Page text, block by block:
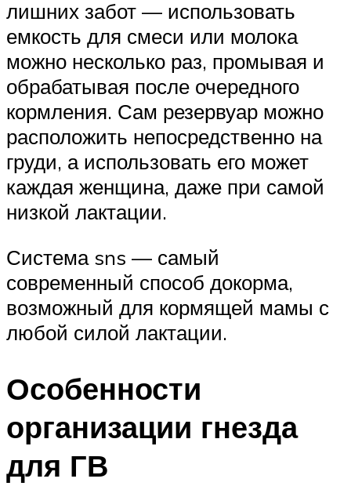
лишних забот — использовать
емкость для смеси или молока
можно несколько раз, промывая и
обрабатывая после очередного
кормления. Сам резервуар можно
расположить непосредственно на
груди, а использовать его может
каждая женщина, даже при самой
низкой лактации.
Система sns — самый
современный способ докорма,
возможный для кормящей мамы с
любой силой лактации.
Особенности
организации гнезда
для ГВ